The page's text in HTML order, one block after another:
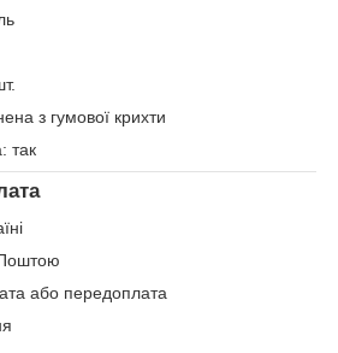
з гумової крихти
так
або передоплата